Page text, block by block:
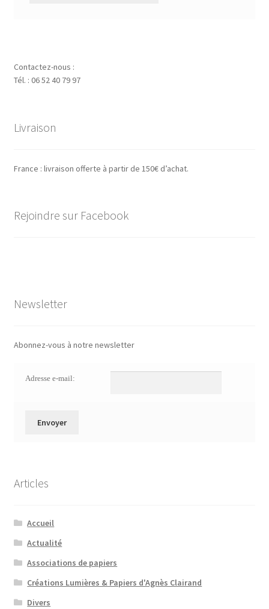
Contactez-nous :
Tél. : 06 52 40 79 97
Livraison
France : livraison offerte à partir de 150€ d’achat.
Rejoindre sur Facebook
Newsletter
Abonnez-vous à notre newsletter
Adresse e-mail:
Articles
Accueil
Actualité
Associations de papiers
Créations Lumières & Papiers d'Agnès Clairand
Divers